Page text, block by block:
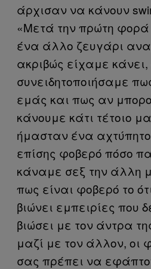
άρχισαν να κάνουν
«Μετά την πρώτη
ένα άλλο ζευγάρι
ακριβώς είχαμε
συνειδητοποιήσαμε
εμάς και πως αν
κάνουμε κάτι τέτοιο
ήμασταν ένα
επίσης φοβερό πόσο
κάναμε σεξ την άλλη
πως είναι φοβερό το
βιώνει εμπειρίες που
βιώσει με τον άντρα
μαζί με τον άλλον, οι
σας πρέπει να